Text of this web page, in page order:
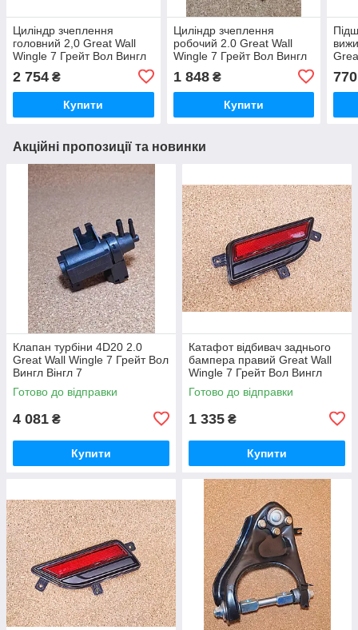
Циліндр зчеплення
головний 2,0 Great Wall
Wingle 7 Грейт Вол Вингл
2 754 ₴
Купити
Циліндр зчеплення
робочий 2.0 Great Wall
Wingle 7 Грейт Вол Вингл
1 848₴
Купити
770
Акційні пропозиції та новинки
Клапан турбіни 4D20 2.0
Great Wall Wingle 7 Грейт Вол
Вингл Вінгл 7
Готово до відправки
4 081 ₴
Купити
Катафот відбивач заднього
бампера правий Great Wall
Wingle 7 Грейт Вол Вингл
Вінгл 7
Готово до відправки
1 335 ₴
Купити